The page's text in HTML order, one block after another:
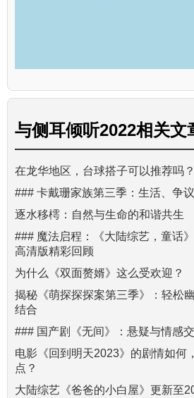
与侧耳倾听2022相关文
在龙华地区，台球搭子可以推荐吗？
### 卡戴珊家族第三季：生活、争
逐水移樗：自然与生命的和谐共生
### 魔法启程：《大陆综艺，童话
高清版精彩回顾
为什么《双面赘婿》这么受欢迎？
揭秘《萌探探探案第三季》：轻松
结合
### 国产剧《无间》：悬疑与情感
电影《回到明天2023》的剧情如何
点？
大陆综艺《爸爸的小白屋》更新至